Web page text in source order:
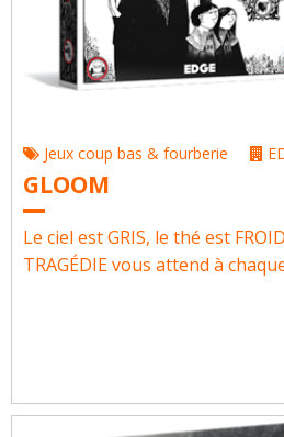
Jeux coup bas & fourberie
GLOOM
Le ciel est GRIS, le thé est
TRAGÉDIE vous attend à